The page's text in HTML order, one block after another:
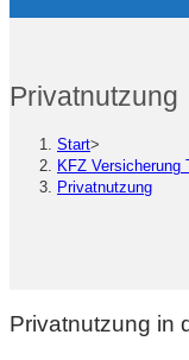
Privatnutzung
Start>
KFZ Versicherung
Privatnutzung
Privatnutzung in